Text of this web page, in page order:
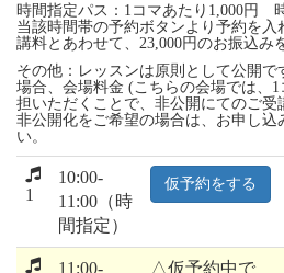
時間指定パス：1コマあたり1,000円
当該時間帯の予約ボタンより予約を
講料とあわせて、23,000円のお振込み
その他：レッスンは原則として公開
場合、会場料金 (こちらの会場では、1
担いただくことで、非公開にてのご受
非公開化をご希望の場合は、お申し込
い。
1
10:00-
11:00（時
間指定）
仮予約をする
11:00-
△仮予約中で